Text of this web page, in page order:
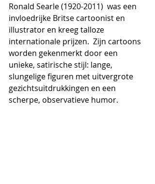
Ronald Searle (1920-2011)  was een
invloedrijke Britse cartoonist en
illustrator en kreeg talloze
internationale prijzen. Zijn cartoons
worden gekenmerkt door een
unieke, satirische stijl: lange,
slungelige figuren met uitvergrote
gezichtsuitdrukkingen en een
scherpe, observatieve humor.